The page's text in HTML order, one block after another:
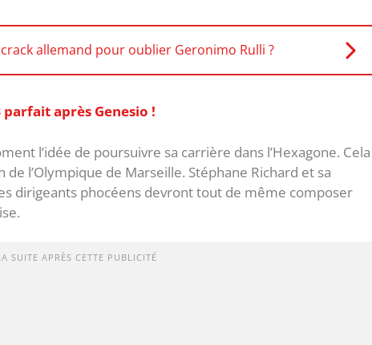
allemand pour oublier Geronimo Rulli ?
après Genesio !
l’idée de poursuivre sa carrière dans l’Hexagone. Cela
l’Olympique de Marseille. Stéphane Richard et sa
dirigeants phocéens devront tout de même composer
SUITE APRÈS CETTE PUBLICITÉ